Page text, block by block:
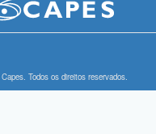
Todos os direitos reservados.